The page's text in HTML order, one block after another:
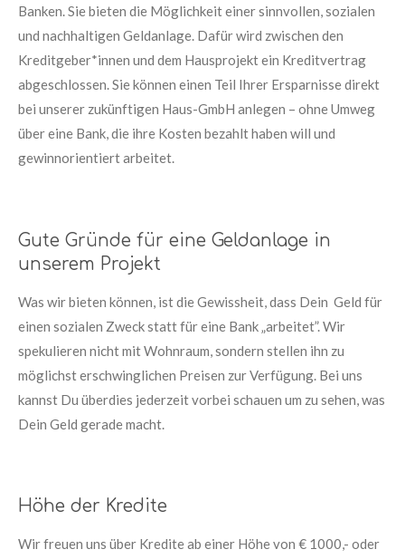
Banken. Sie bieten die Möglichkeit einer sinnvollen, sozialen
und nachhaltigen Geldanlage. Dafür wird zwischen den
Kreditgeber*innen und dem Hausprojekt ein Kreditvertrag
abgeschlossen. Sie können einen Teil Ihrer Ersparnisse direkt
bei unserer zukünftigen Haus-GmbH anlegen – ohne Umweg
über eine Bank, die ihre Kosten bezahlt haben will und
gewinnorientiert arbeitet.
Gute Gründe für eine Geldanlage in
unserem Projekt
Was wir bieten können, ist die Gewissheit, dass Dein Geld für
einen sozialen Zweck statt für eine Bank „arbeitet”. Wir
spekulieren nicht mit Wohnraum, sondern stellen ihn zu
möglichst erschwinglichen Preisen zur Verfügung. Bei uns
kannst Du überdies jederzeit vorbei schauen um zu sehen, was
Dein Geld gerade macht.
Höhe der Kredite
Wir freuen uns über Kredite ab einer Höhe von € 1000,- oder